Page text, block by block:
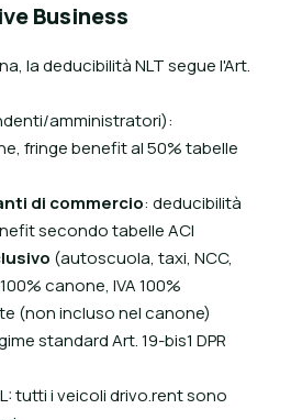
Business
la deducibilità NLT segue l'Art.
amministratori):
fringe benefit al 50% tabelle
di commercio: deducibilità
secondo tabelle ACI
(autoscuola, taxi, NCC,
canone, IVA 100%
(non incluso nel canone)
standard Art. 19-bis1 DPR
tutti i veicoli drivo.rent sono